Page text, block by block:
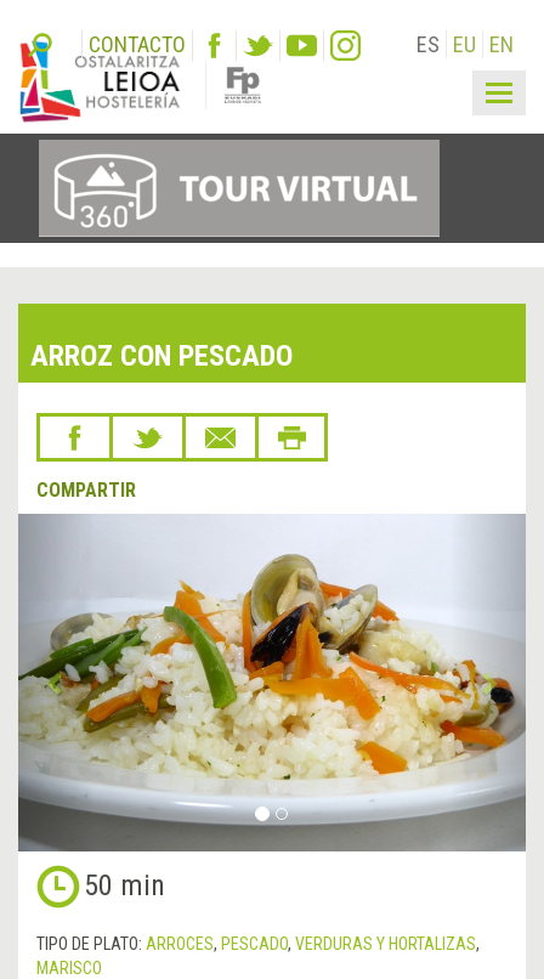
CONTACTO ES EU EN
ARROZ CON PESCADO
COMPARTIR
50 min
TIPO DE PLATO: ARROCES, PESCADO, VERDURAS Y HORTALIZAS,
MARISCO